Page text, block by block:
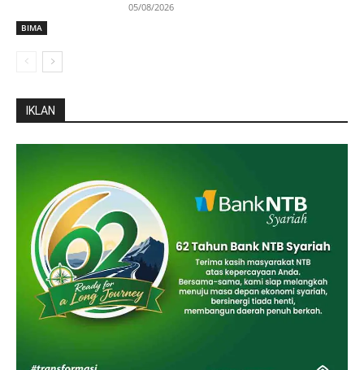
BIMA
05/08/2026
IKLAN